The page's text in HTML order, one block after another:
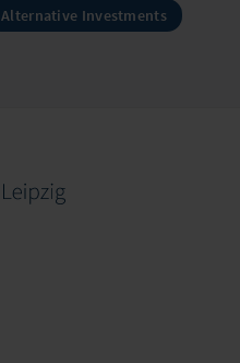
Alternative Investments